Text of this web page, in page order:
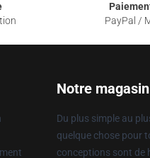
PayPal /
Notre magasin
Du plus simple au
quelque chose pour
conceptions sont de